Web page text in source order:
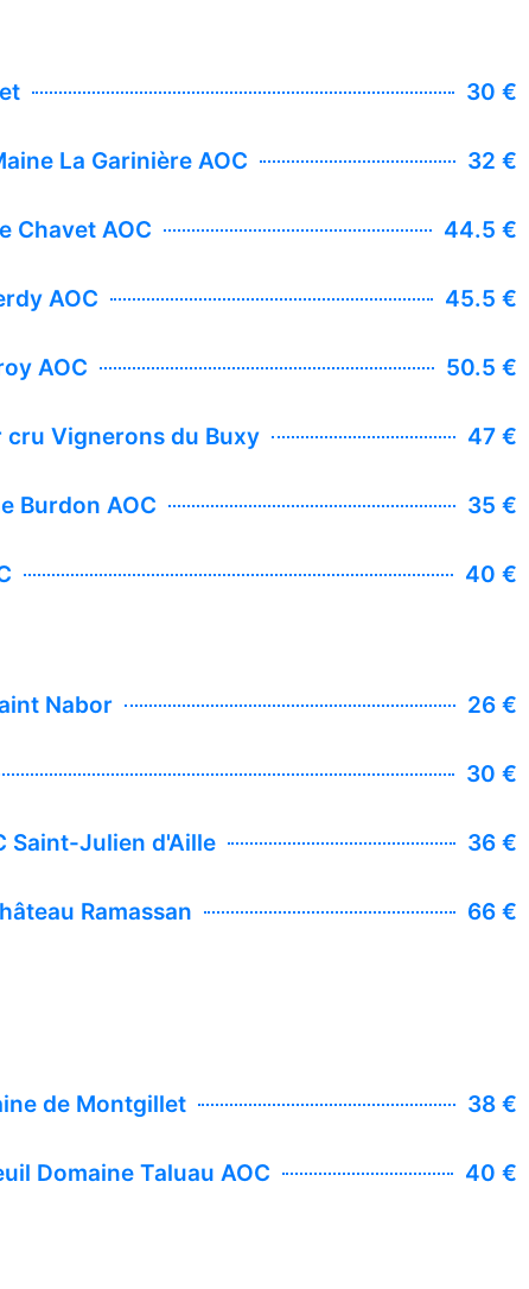
30 €
La Garinière AOC 32 €
Chavet AOC 44.5 €
AOC 45.5 €
AOC 50.5 €
cru Vignerons du Buxy 47 €
Burdon AOC 35 €
40 €
Nabor 26 €
30 €
Saint-Julien d'Aille 36 €
Ramassan 66 €
de Montgillet 38 €
Domaine Taluau AOC 40 €